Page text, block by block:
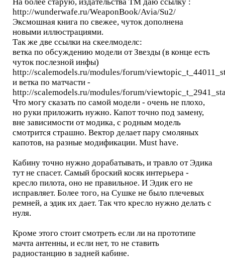
На более старую, издательства ТМ даю ссылку :
http://wunderwafe.ru/WeaponBook/Avia/Su2/
Эксмошная книга по свежее, чуток дополнена
новыми иллюстрациями.
Так же две ссылки на скеелмоделс:
ветка по обсуждению модели от Звезды (в конце есть
чуток послезной инфы)
http://scalemodels.ru/modules/forum/
и ветка по матчасти -
http://scalemodels.ru/modules/forum/
Что могу сказать по самой модели - очень не плохо,
но руки приложить нужно. Капот точно под замену,
вне зависимости от модика, с родным модель
смотрится страшно. Вектор делает пару смоляных
капотов, на разные модификации. Must have.
Кабину точно нужно дорабатывать, и травло от Эдика
тут не спасет. Самый броский косяк интерьера -
кресло пилота, оно не правильное. И Эдик его не
исправляет. Более того, на Сушке не было плечевых
ремней, а эдик их дает. Так что кресло нужно делать с
нуля.
Кроме этого стоит смотреть если ли на прототипе
мачта антенны, и если нет, то не ставить
радиостанцию в задней кабине.